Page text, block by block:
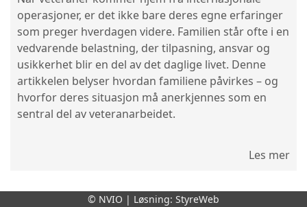
operasjoner, er det ikke bare deres egne erfaringer
som preger hverdagen videre. Familien står ofte i en
vedvarende belastning, der tilpasning, ansvar og
usikkerhet blir en del av det daglige livet. Denne
artikkelen belyser hvordan familiene påvirkes – og
hvorfor deres situasjon må anerkjennes som en
sentral del av veteranarbeidet.
Les mer
© NVIO | Løsning: StyreWeb